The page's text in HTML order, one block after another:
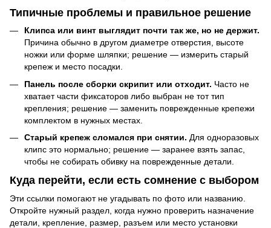
Типичные проблемы и правильное решение
Клипса или винт выглядит почти так же, но не держит.
Причина обычно в другом диаметре отверстия, высоте
ножки или форме шляпки; решение — измерить старый
крепеж и место посадки.
Панель после сборки скрипит или отходит. Часто не
хватает части фиксаторов либо выбран не тот тип
крепления; решение — заменить поврежденные крепежи
комплектом в нужных местах.
Старый крепеж сломался при снятии. Для одноразовых
клипс это нормально; решение — заранее взять запас,
чтобы не собирать обивку на поврежденные детали.
Куда перейти, если есть сомнение с выбором
Эти ссылки помогают не угадывать по фото или названию.
Откройте нужный раздел, когда нужно проверить назначение
детали, крепление, размер, разъем или место установки